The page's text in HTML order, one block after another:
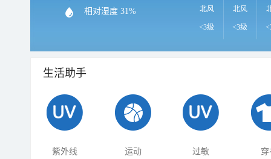
相对湿度 31% 北风
<3级
北风
<3级
生活助手
紫外线 运动 过敏 穿